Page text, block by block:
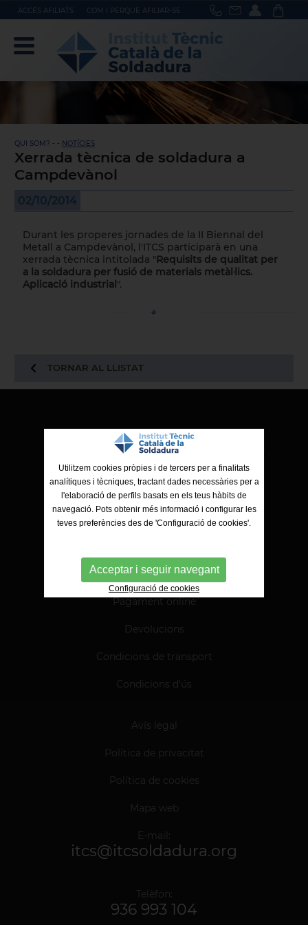
ACCÉS AFILIATS COM I PERQUÈ AFILIAR-SE
QUI SOM? - - NOTÍCIES
Xerrada tècnica de soldadura a
Campdevànol
02/10/2014
Durant les properes jornades de la II Biennal del
Metall a Campdevànol, l'ITCS participarà en una
xerrada tècnica intitolada " Requisits de qualitat per
a la soldadura per fusió de materials metàl·lics.
Aplicació industrial ".
TORNAR AL LLISTAT
ITCS - Institut Tècnic Català de la Soldadura
Ctra. de Molins de Rei a Sabadell, 79, Nau 8 bis
Pagament online
Devolucions
Condicions de transport
Condicions d'ús
Avís legal
Política de privacitat
Política de cookies
Mapa web
E-mail:
itcs@itcsoldadura.org
Telèfon:
936 993 104
Utilitzem cookies pròpies i de tercers per a finalitats
analítiques i tècniques, tractant dades necessàries per a
l'elaboració de perfils basats en els teus hàbits de
navegació. Pots obtenir més informació i configurar les
teves preferències des de 'Configuració de cookies'.
Acceptar i seguir navegant
Configuració de cookies